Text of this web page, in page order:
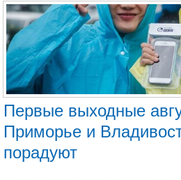
Первые выходные
Приморье и
порадуют